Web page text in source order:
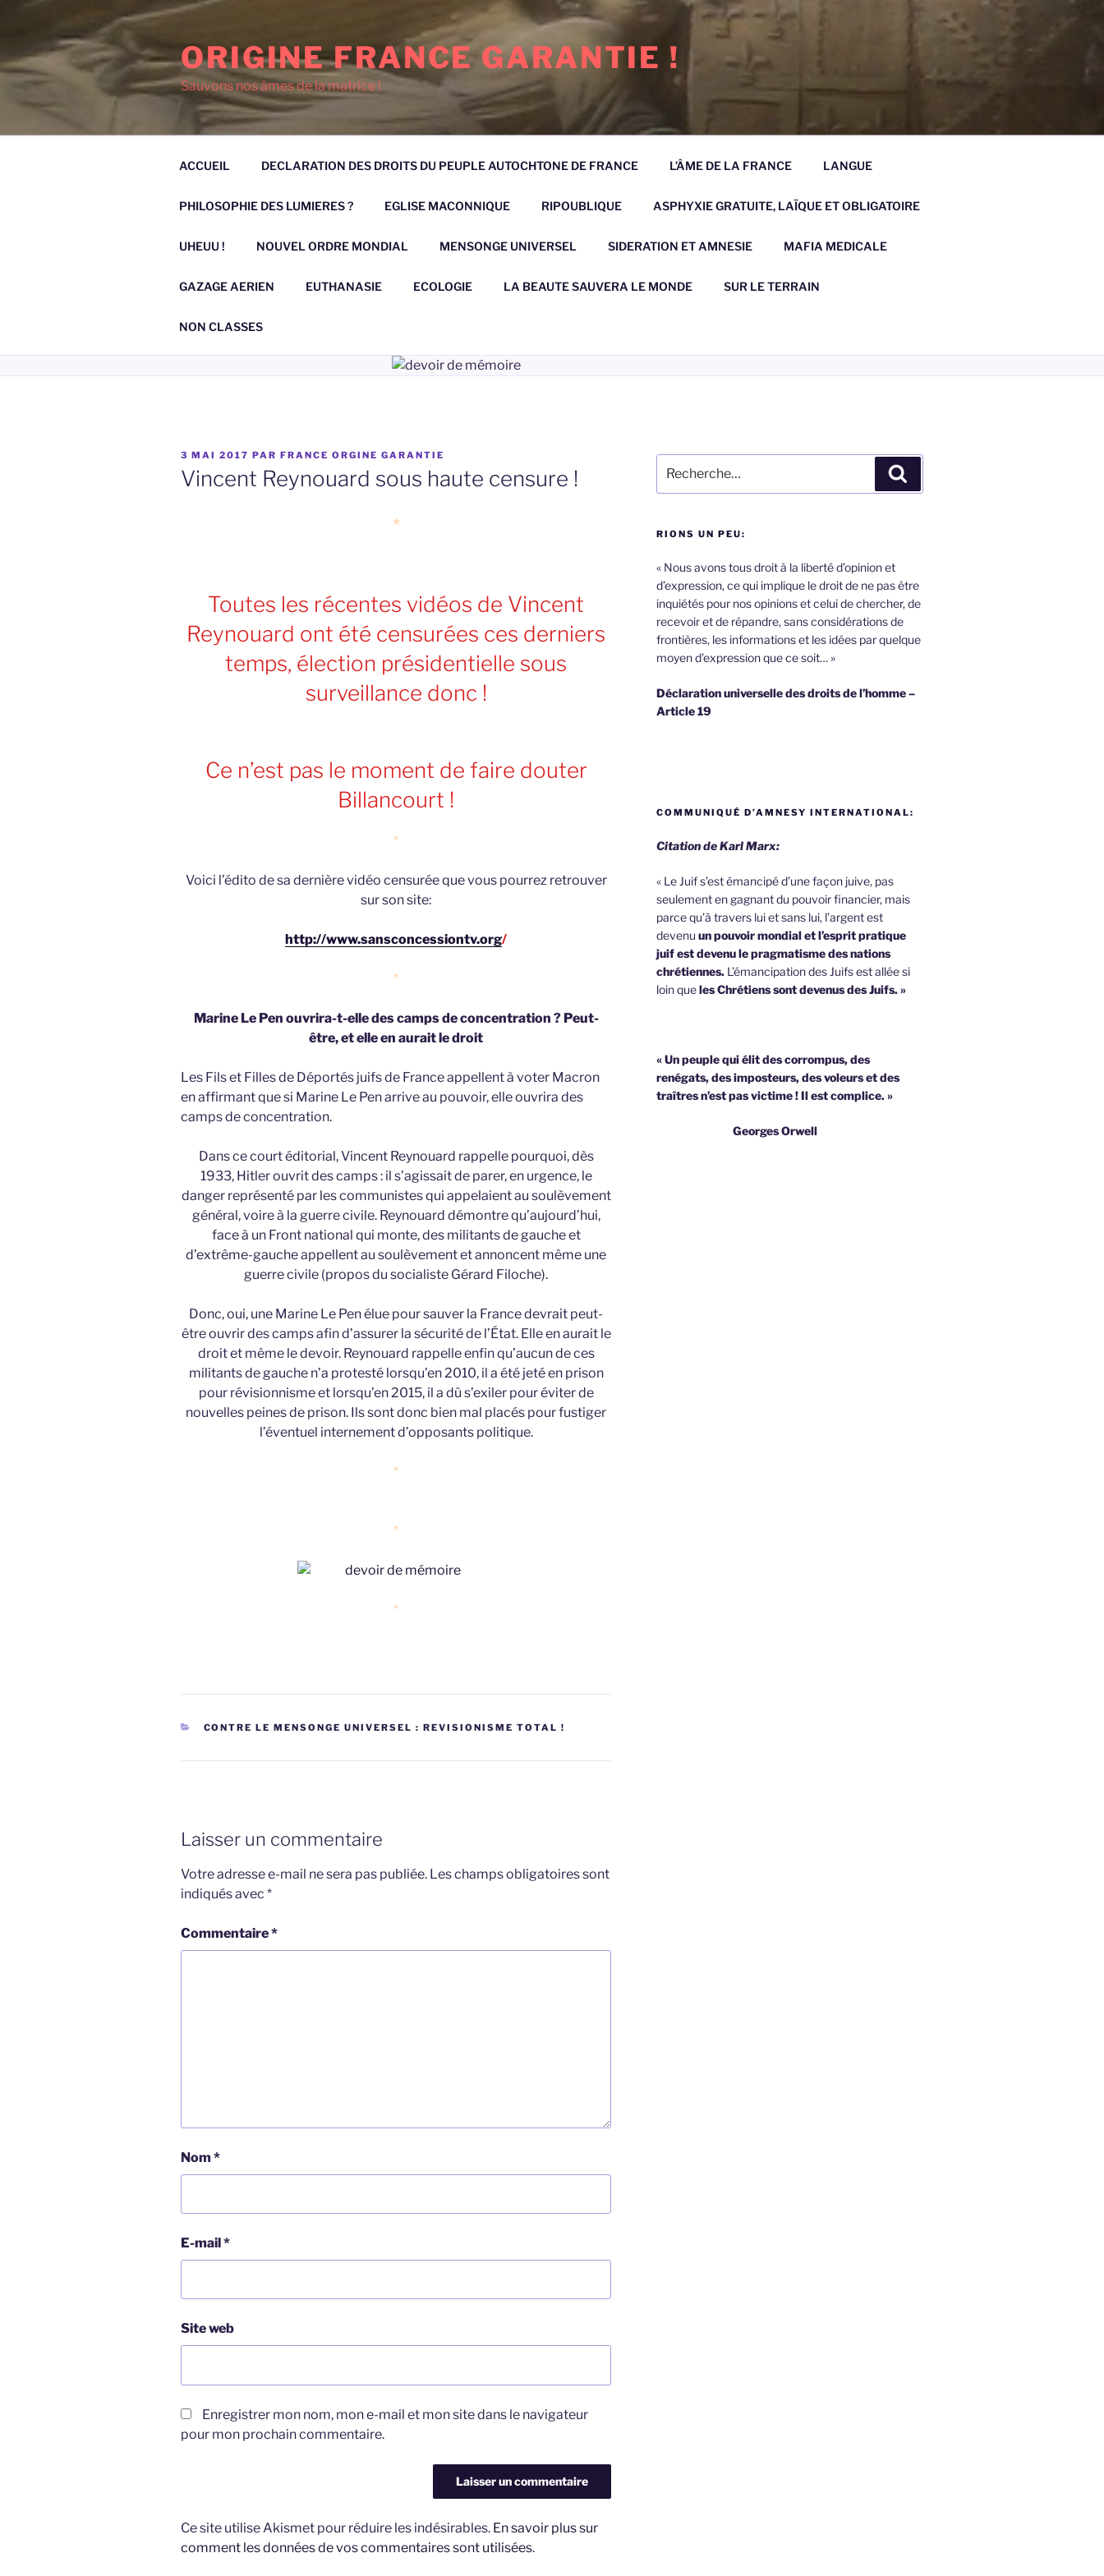
contenu
principal
ORIGINE FRANCE GARANTIE !
Sauvons nos âmes de la matrice !
ACCUEIL DECLARATION DES DROITS DU PEUPLE AUTOCHTONE DE FRANCE L’ÂME DE LA FRANCE LANGUE
PHILOSOPHIE DES LUMIERES ? EGLISE MACONNIQUE RIPOUBLIQUE ASPHYXIE GRATUITE, LAÏQUE ET OBLIGATOIRE
UHEUU ! NOUVEL ORDRE MONDIAL MENSONGE UNIVERSEL SIDERATION ET AMNESIE MAFIA MEDICALE
GAZAGE AERIEN EUTHANASIE ECOLOGIE LA BEAUTE SAUVERA LE MONDE SUR LE TERRAIN
NON CLASSES
PUBLIÉ
LE
3 MAI 2017 PAR FRANCE ORGINE GARANTIE
Vincent Reynouard sous haute censure !
*
Toutes les récentes vidéos de Vincent
Reynouard ont été censurées ces derniers
temps, élection présidentielle sous
surveillance donc !
Ce n’est pas le moment de faire douter
Billancourt !
*
Voici l’édito de sa dernière vidéo censurée que vous pourrez retrouver
sur son site:
http://www.sansconcessiontv.org/
*
Marine Le Pen ouvrira-t-elle des camps de concentration ? Peut-
être, et elle en aurait le droit
Les Fils et Filles de Déportés juifs de France appellent à voter Macron
en affirmant que si Marine Le Pen arrive au pouvoir, elle ouvrira des
camps de concentration.
Dans ce court éditorial, Vincent Reynouard rappelle pourquoi, dès
1933, Hitler ouvrit des camps : il s’agissait de parer, en urgence, le
danger représenté par les communistes qui appelaient au soulèvement
général, voire à la guerre civile. Reynouard démontre qu’aujourd’hui,
face à un Front national qui monte, des militants de gauche et
d’extrême-gauche appellent au soulèvement et annoncent même une
guerre civile (propos du socialiste Gérard Filoche).
Donc, oui, une Marine Le Pen élue pour sauver la France devrait peut-
être ouvrir des camps afin d’assurer la sécurité de l’État. Elle en aurait le
droit et même le devoir. Reynouard rappelle enfin qu’aucun de ces
militants de gauche n’a protesté lorsqu’en 2010, il a été jeté en prison
pour révisionnisme et lorsqu’en 2015, il a dû s’exiler pour éviter de
nouvelles peines de prison. Ils sont donc bien mal placés pour fustiger
l’éventuel internement d’opposants politique.
*
*
*
CATÉGORIES
CONTRE LE MENSONGE UNIVERSEL : REVISIONISME TOTAL !
Laisser un commentaire
Votre adresse e-mail ne sera pas publiée. Les champs obligatoires sont
indiqués avec *
Commentaire*
Nom *
E-mail*
Site web
Enregistrer mon nom, mon e-mail et mon site dans le navigateur
pour mon prochain commentaire.
Ce site utilise Akismet pour réduire les indésirables. En savoir plus sur
comment les données de vos commentaires sont utilisées.
pour
:
RIONS UN PEU:
« Nous avons tous droit à la liberté d’opinion et
d’expression, ce qui implique le droit de ne pas être
inquiétés pour nos opinions et celui de chercher, de
recevoir et de répandre, sans considérations de
frontières, les informations et les idées par quelque
moyen d’expression que ce soit… »
Déclaration universelle des droits de l’homme –
Article 19
COMMUNIQUÉ D’AMNESY INTERNATIONAL:
Citation de Karl Marx:
« Le Juif s’est émancipé d’une façon juive, pas
seulement en gagnant du pouvoir financier, mais
parce qu’à travers lui et sans lui, l’argent est
devenu un pouvoir mondial et l’esprit pratique
juif est devenu le pragmatisme des nations
chrétiennes.L’émancipation des Juifs est allée si
loin queles Chrétiens sont devenus des Juifs. »
« Un peuple qui élit des corrompus, des
renégats, des imposteurs, des voleurs et des
traîtres n’est pas victime !Il est complice. »
Georges Orwell